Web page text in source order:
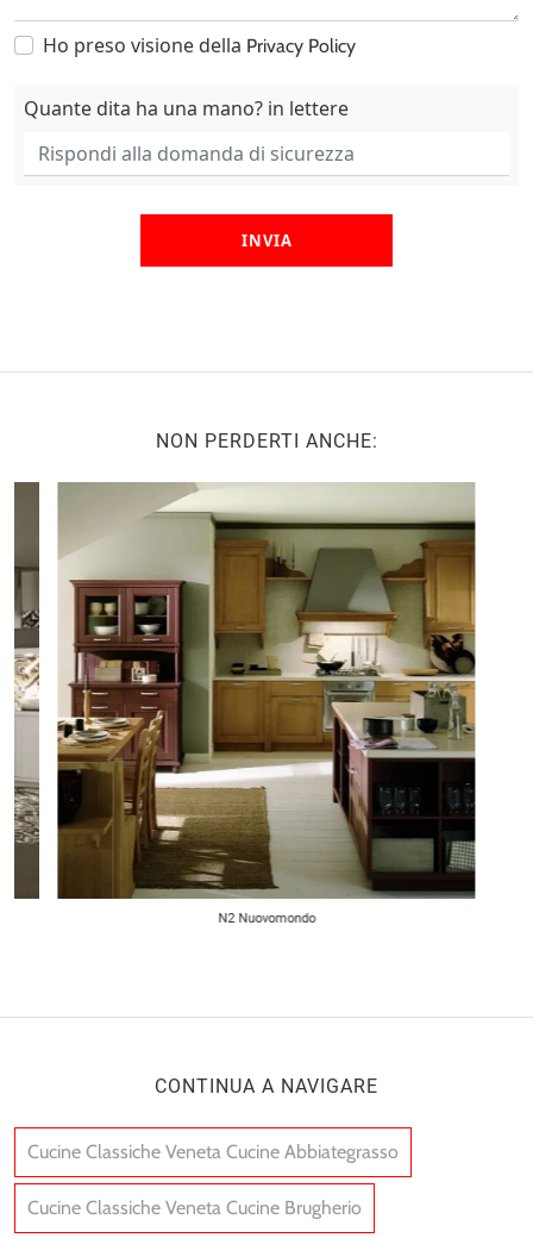
Ho preso visione della Privacy Policy
Quante dita ha una mano? in lettere
INVIA
NON PERDERTI ANCHE:
N2 Nuovomondo
CONTINUA A NAVIGARE
Cucine Classiche Veneta Cucine Abbiategrasso
Cucine Classiche Veneta Cucine Brugherio